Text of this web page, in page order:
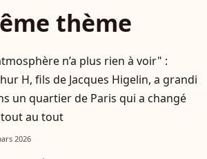
thème
n’a plus rien à voir" :
H, fils de Jacques Higelin, a grandi
un quartier de Paris qui a changé
au tout
2026